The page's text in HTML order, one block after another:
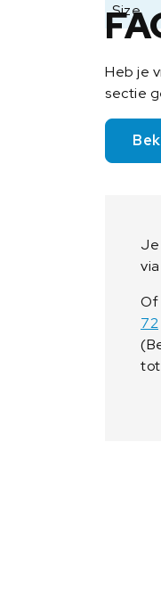
Size
Heb je
sectie
Je
via
Of
72